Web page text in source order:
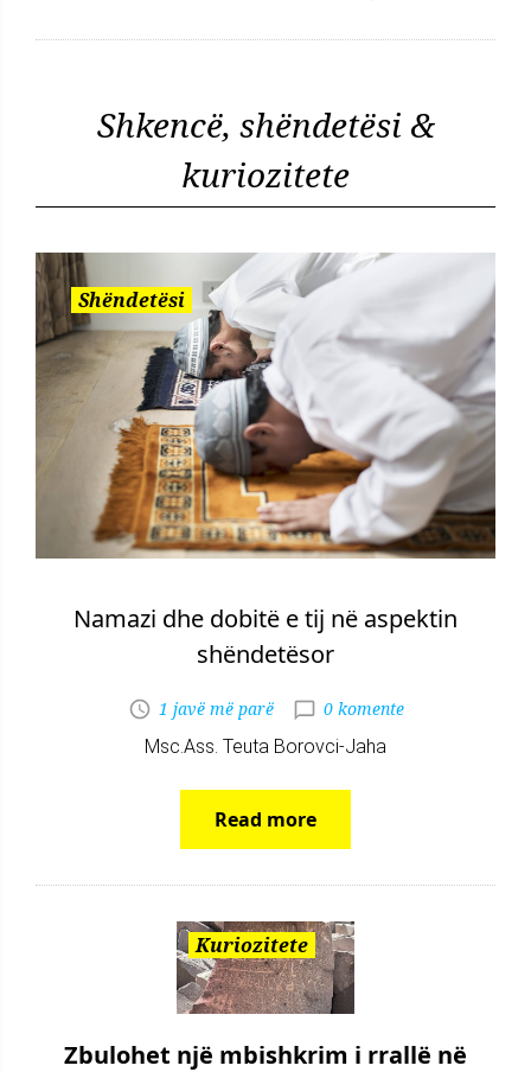
Shkencë, shëndetësi &
kuriozitete
Shëndetësi
Namazi dhe dobitë e tij në aspektin
shëndetësor
1 javë më parë
0 komente
Msc.Ass. Teuta Borovci-Jaha
Read more
Kuriozitete
Zbulohet një mbishkrim i rrallë në